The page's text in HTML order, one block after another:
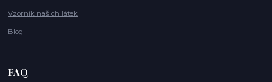
Vzorník našich látek
Blog
FAQ